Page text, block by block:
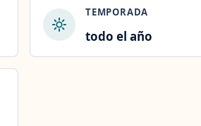
TEMPORADA
todo el año